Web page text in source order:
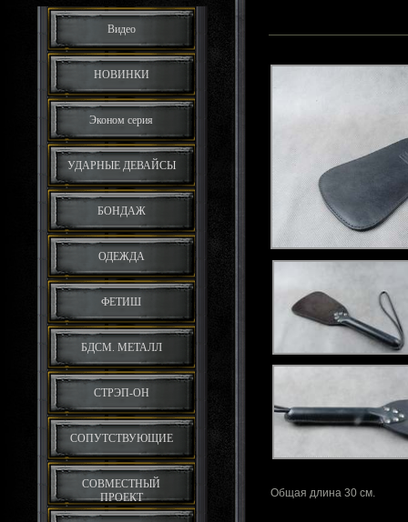
Видео
НОВИНКИ
Эконом серия
УДАРНЫЕ ДЕВАЙСЫ
БОНДАЖ
ОДЕЖДА
ФЕТИШ
БДСМ. МЕТАЛЛ
СТРЭП-ОН
СОПУТСТВУЮЩИЕ
СОВМЕСТНЫЙ
ПРОЕКТ
Общая длина 30 см.